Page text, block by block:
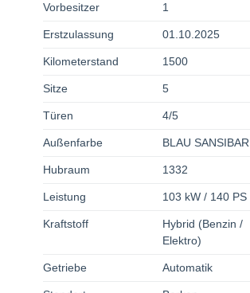
Vorbesitzer 1
Erstzulassung 01.10.2025
Kilometerstand 1500
Sitze 5
Türen 4/5
Außenfarbe BLAU SANSIBAR
Hubraum 1332
Leistung 103 kW / 140 PS
Kraftstoff
Hybrid (Benzin /
Elektro)
Getriebe Automatik